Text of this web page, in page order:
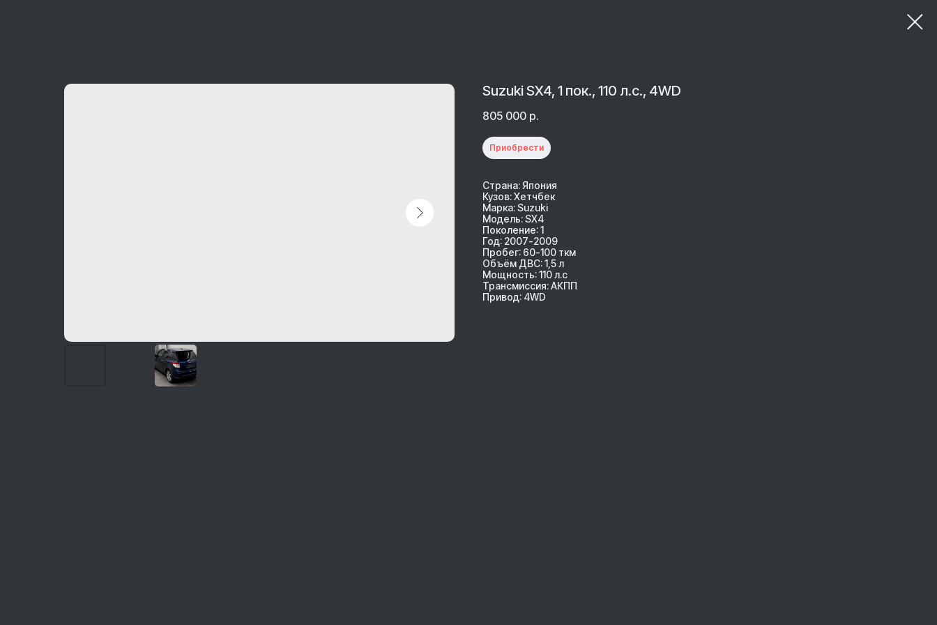
Suzuki SX4, 1 пок., 110 л.с., 4WD
805 000 р.
Приобрести
Страна: Япония
Кузов: Хетчбек
Марка: Suzuki
Модель: SX4
Поколение: 1
Год: 2007-2009
Пробег: 60-100 ткм
Объём ДВС: 1,5 л
Мощность: 110 л.с
Трансмиссия: АКПП
Привод: 4WD